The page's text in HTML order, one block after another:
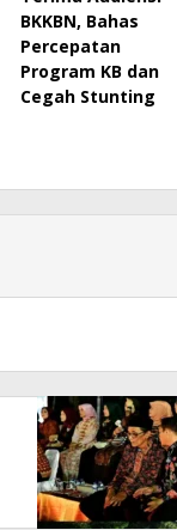
BKKBN, Bahas
Percepatan
Program KB dan
Cegah Stunting